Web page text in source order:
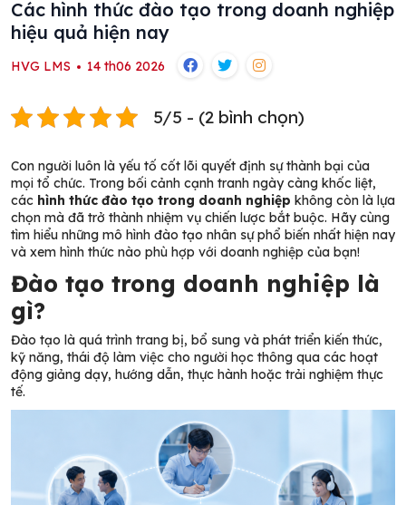
Các hình thức đào tạo trong doanh nghiệp
hiệu quả hiện nay
HVG LMS 14 th06 2026
5/5 - (2 bình chọn)
Con người luôn là yếu tố cốt lõi quyết định sự thành bại của
mọi tổ chức. Trong bối cảnh cạnh tranh ngày càng khốc liệt,
các hình thức đào tạo trong doanh nghiệp không còn là lựa
chọn mà đã trở thành nhiệm vụ chiến lược bắt buộc. Hãy cùng
tìm hiểu những mô hình đào tạo nhân sự phổ biến nhất hiện nay
và xem hình thức nào phù hợp với doanh nghiệp của bạn!
Đào tạo trong doanh nghiệp là
gì?
Đào tạo là quá trình trang bị, bổ sung và phát triển kiến thức,
kỹ năng, thái độ làm việc cho người học thông qua các hoạt
động giảng dạy, hướng dẫn, thực hành hoặc trải nghiệm thực
tế.